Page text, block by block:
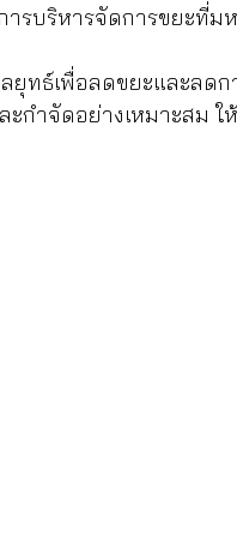
รบริหารจัดการขยะที่ม
ยุทธ์เพื่อลดขยะและลด
ะกำจัดอย่างเหมาะสม